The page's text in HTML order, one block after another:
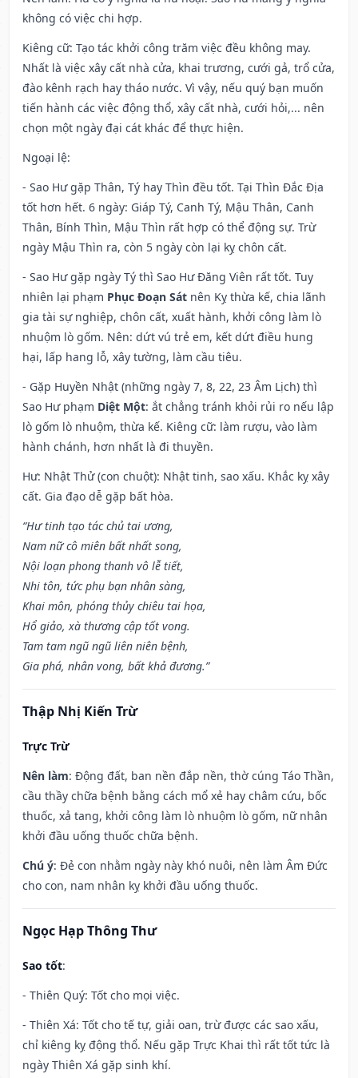
không có việc chi hợp.
Kiêng cữ: Tạo tác khởi công trăm việc đều không may.
Nhất là việc xây cất nhà cửa, khai trương, cưới gả, trổ cửa,
đào kênh rạch hay tháo nước. Vì vậy, nếu quý bạn muốn
tiến hành các việc động thổ, xây cất nhà, cưới hỏi,... nên
chọn một ngày đại cát khác để thực hiện.
Ngoại lệ:
- Sao Hư gặp Thân, Tý hay Thìn đều tốt. Tại Thìn Đắc Địa
tốt hơn hết. 6 ngày: Giáp Tý, Canh Tý, Mậu Thân, Canh
Thân, Bính Thìn, Mậu Thìn rất hợp có thể động sự. Trừ
ngày Mậu Thìn ra, còn 5 ngày còn lại kỵ chôn cất.
- Sao Hư gặp ngày Tý thì Sao Hư Đăng Viên rất tốt. Tuy
nhiên lại phạm Phục Đoạn Sát nên Kỵ thừa kế, chia lãnh
gia tài sự nghiệp, chôn cất, xuất hành, khởi công làm lò
nhuộm lò gốm. Nên: dứt vú trẻ em, kết dứt điều hung
hại, lấp hang lỗ, xây tường, làm cầu tiêu.
- Gặp Huyền Nhật (những ngày 7, 8, 22, 23 Âm Lịch) thì
Sao Hư phạm Diệt Một: ắt chẳng tránh khỏi rủi ro nếu lập
lò gốm lò nhuộm, thừa kế. Kiêng cữ: làm rượu, vào làm
hành chánh, hơn nhất là đi thuyền.
Hư: Nhật Thử (con chuột): Nhật tinh, sao xấu. Khắc kỵ xây
cất. Gia đạo dễ gặp bất hòa.
“Hư tinh tạo tác chủ tai ương,
Nam nữ cô miên bất nhất song,
Nội loạn phong thanh vô lễ tiết,
Nhi tôn, tức phụ bạn nhân sàng,
Khai môn, phóng thủy chiêu tai họa,
Hổ giảo, xà thương cập tốt vong.
Tam tam ngũ ngũ liên niên bệnh,
Gia phá, nhân vong, bất khả đương.”
Thập Nhị Kiến Trừ
Trực Trừ
Nên làm: Động đất, ban nền đắp nền, thờ cúng Táo Thần,
cầu thầy chữa bệnh bằng cách mổ xẻ hay châm cứu, bốc
thuốc, xả tang, khởi công làm lò nhuộm lò gốm, nữ nhân
khởi đầu uống thuốc chữa bệnh.
Chú ý: Đẻ con nhằm ngày này khó nuôi, nên làm Âm Đức
cho con, nam nhân kỵ khởi đầu uống thuốc.
Ngọc Hạp Thông Thư
Sao tốt:
- Thiên Quý: Tốt cho mọi việc.
- Thiên Xá: Tốt cho tế tự, giải oan, trừ được các sao xấu,
chỉ kiêng kỵ động thổ. Nếu gặp Trực Khai thì rất tốt tức là
ngày Thiên Xá gặp sinh khí.